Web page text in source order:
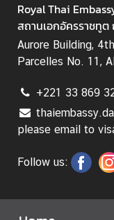
N
e
w
T
a
Royal Thai
สถานเอกอัครราชทู
Aurore Building,
Parcelles No. 11,
+221 33 869
please email to
Follow us: